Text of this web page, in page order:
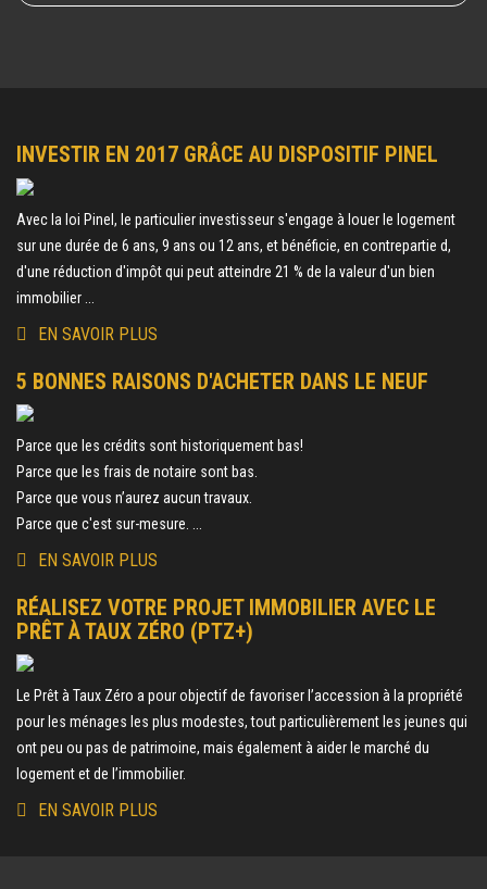
INVESTIR EN 2017 GRÂCE AU DISPOSITIF PINEL
Avec la loi Pinel, le particulier investisseur s'engage à louer le logement
sur une durée de 6 ans, 9 ans ou 12 ans, et bénéficie, en contrepartie d,
d'une réduction d'impôt qui peut atteindre 21 % de la valeur d'un bien
immobilier ...
EN SAVOIR PLUS
5 BONNES RAISONS D'ACHETER DANS LE NEUF
Parce que les crédits sont historiquement bas!
Parce que les frais de notaire sont bas.
Parce que vous n’aurez aucun travaux.
Parce que c'est sur-mesure. ...
EN SAVOIR PLUS
RÉALISEZ VOTRE PROJET IMMOBILIER AVEC LE
PRÊT À TAUX ZÉRO (PTZ+)
Le Prêt à Taux Zéro a pour objectif de favoriser l’accession à la propriété
pour les ménages les plus modestes, tout particulièrement les jeunes qui
ont peu ou pas de patrimoine, mais également à aider le marché du
logement et de l’immobilier.
EN SAVOIR PLUS